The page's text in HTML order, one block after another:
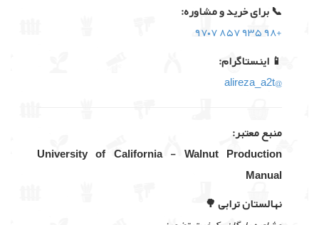
📞 برای خرید و مشاوره:
+۹۸ ۹۳۵ ۸۵۷ ۹۷۰۷
📱 اینستاگرام:
@alireza_a2t
منبع معتبر:
University of California - Walnut Production
Manual
نهالستان ترابی 🌳